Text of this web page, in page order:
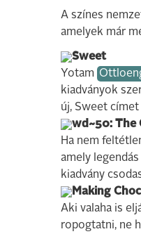
A színes
amelyek már
Sweet
Yotam
kiadványok
új, Sweet
wd~50: The
Ha nem
amely
kiadvány
Making
Aki valaha is
ropogtatni, ne